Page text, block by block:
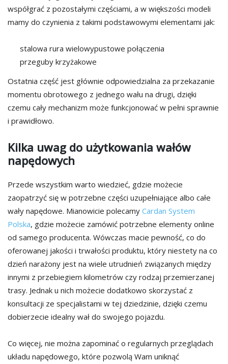
współgrać z pozostałymi częściami, a w większości modeli
mamy do czynienia z takimi podstawowymi elementami jak:
stalowa rura wielowypustowe połączenia
przeguby krzyżakowe
Ostatnia część jest głównie odpowiedzialna za przekazanie
momentu obrotowego z jednego wału na drugi, dzięki
czemu cały mechanizm może funkcjonować w pełni sprawnie
i prawidłowo.
Kilka uwag do użytkowania wałów
napędowych
Przede wszystkim warto wiedzieć, gdzie możecie
zaopatrzyć się w potrzebne części uzupełniające albo całe
wały napędowe. Mianowicie polecamy Cardan System
Polska, gdzie możecie zamówić potrzebne elementy online
od samego producenta. Wówczas macie pewność, co do
oferowanej jakości i trwałości produktu, który niestety na co
dzień narażony jest na wiele utrudnień związanych między
innymi z przebiegiem kilometrów czy rodzaj przemierzanej
trasy. Jednak u nich możecie dodatkowo skorzystać z
konsultacji ze specjalistami w tej dziedzinie, dzięki czemu
dobierzecie idealny wał do swojego pojazdu.
Co więcej, nie można zapominać o regularnych przeglądach
układu napędowego, które pozwolą Wam uniknąć